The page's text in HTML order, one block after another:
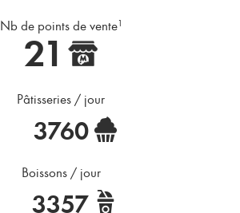
Nb de points de vente1
21
Pâtisseries / jour
3760
Boissons / jour
3357